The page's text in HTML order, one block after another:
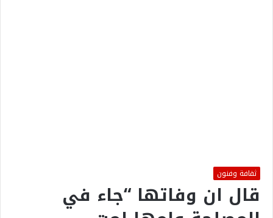
ثقافة وفنون
قال ان وفاتها “جاء في